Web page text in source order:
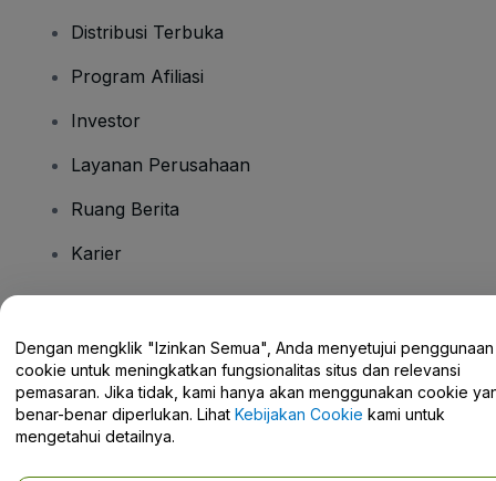
Distribusi Terbuka
Program Afiliasi
Investor
Layanan Perusahaan
Ruang Berita
Karier
Pusat Bantuan / Hubungi Kami
Dengan mengklik "Izinkan Semua", Anda menyetujui penggunaan
cookie untuk meningkatkan fungsionalitas situs dan relevansi
pemasaran. Jika tidak, kami hanya akan menggunakan cookie
benar-benar diperlukan. Lihat Kebijakan Cookie kami untuk
mengetahui detailnya.